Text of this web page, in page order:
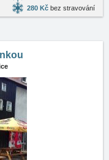
280 Kč bez stravování